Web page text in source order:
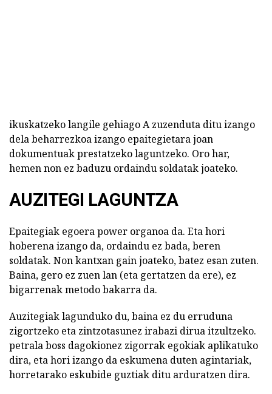
ikuskatzeko langile gehiago A zuzenduta ditu izango
dela beharrezkoa izango epaitegietara joan
dokumentuak prestatzeko laguntzeko. Oro har,
hemen non ez baduzu ordaindu soldatak joateko.
AUZITEGI LAGUNTZA
Epaitegiak egoera power organoa da. Eta hori
hoberena izango da, ordaindu ez bada, beren
soldatak. Non kantxan gain joateko, batez esan zuten.
Baina, gero ez zuen lan (eta gertatzen da ere), ez
bigarrenak metodo bakarra da.
Auzitegiak lagunduko du, baina ez du erruduna
zigortzeko eta zintzotasunez irabazi dirua itzultzeko.
petrala boss dagokionez zigorrak egokiak aplikatuko
dira, eta hori izango da eskumena duten agintariak,
horretarako eskubide guztiak ditu arduratzen dira.